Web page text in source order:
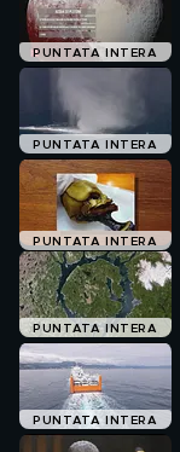
PUNTATA INTERA
PUNTATA INTERA
PUNTATA INTERA
PUNTATA INTERA
PUNTATA INTERA